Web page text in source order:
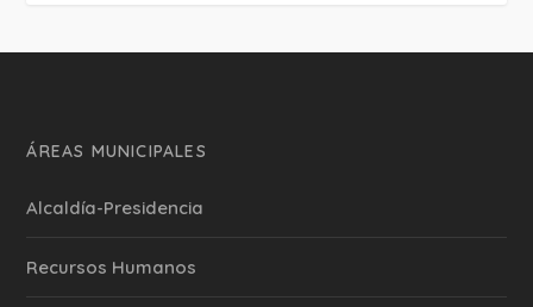
ÁREAS MUNICIPALES
Alcaldía-Presidencia
Recursos Humanos